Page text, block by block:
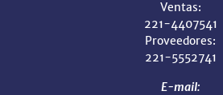
Ventas:
221-4407541
Proveedores:
221-5552741
E-mail: